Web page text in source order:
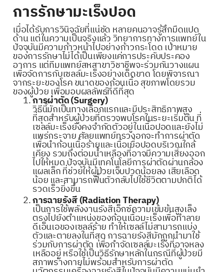
การรักษามะเร็งปอด
เมื่อได้รับการวินิจฉัยที่แน่ชัด หลายคนอาจรู้สึกมืดแปด
ด้าน แต่ในความเป็นจริงแล้ว วิทยาการทางการแพทย์ใน
ปัจจุบันมีความก้าวหน้าไปอย่างก้าวกระโดด เป้าหมาย
ของการรักษาไม่ได้เป็นเพียงแค่การประคับประคอง
อาการ แต่ทีมแพทย์สหสาขาวิชาชีพจะร่วมกันวางแผน
เพื่อจัดการกับเซลล์มะเร็งอย่างเด็ดขาด โดยพิจารณา
จากระยะของโรค ขนาดของก้อนเนื้อ สุขภาพโดยรวม
ของผู้ป่วย เพื่อมอบผลลัพธ์ที่ดีที่สุด
การผ่าตัด (Surgery)
วิธีนี้มักเป็นทางเลือกแรกและมีประสิทธิภาพสูง
ที่สุดสำหรับผู้ป่วยที่ตรวจพบโรคในระยะเริ่มต้น ที่
เซลล์มะเร็งยังคงจำกัดตัวอยู่ในเนื้อปอดและยังไม่
แพร่กระจาย ศัลยแพทย์ทรวงอกจะทำการผ่าตัด
เพื่อนำก้อนเนื้อร้ายและเนื้อเยื่อปอดบริเวณใกล้
เคียง รวมถึงต่อมน้ำเหลืองที่อาจมีความเสี่ยงออก
ไปให้หมด ปัจจุบันมีเทคโนโลยีการผ่าตัดผ่านกล้อง
แผลเล็ก ที่ช่วยให้ผู้ป่วยเจ็บปวดน้อยลง เสียเลือด
น้อย และสามารถฟื้นตัวกลับไปใช้ชีวิตตามปกติได้
รวดเร็วยิ่งขึ้น
การฉายรังสี (Radiation Therapy)
เป็นการใช้พลังงานรังสีเอ็กซ์ความเข้มข้นสูงเล็ง
ตรงไปยังตำแหน่งของก้อนเนื้อมะเร็งเพื่อทำลาย
ดีเอ็นเอของเซลล์ร้าย ทำให้เซลล์ไม่สามารถแบ่ง
ตัวและตายลงในที่สุด การฉายรังสีมักถูกนำมาใช้
ร่วมกับการผ่าตัด เพื่อกำจัดเซลล์มะเร็งที่อาจหลง
เหลืออยู่ หรือใช้เป็นวิธีรักษาหลักในกรณีที่ผู้ป่วยมี
สภาพร่างกายไม่พร้อมสำหรับการผ่าตัด